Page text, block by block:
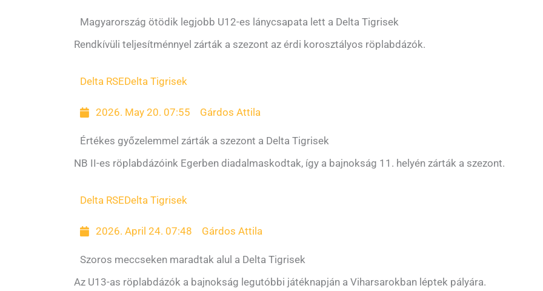
Magyarország ötödik legjobb U12-es lánycsapata lett a Delta Tigrisek
Rendkívüli teljesítménnyel zárták a szezont az érdi korosztályos röplabdázók.
Delta RSEDelta Tigrisek
2026. May 20. 07:55 Gárdos Attila
Értékes győzelemmel zárták a szezont a Delta Tigrisek
NB II-es röplabdázóink Egerben diadalmaskodtak, így a bajnokság 11. helyén zárták a szezont.
Delta RSEDelta Tigrisek
2026. April 24. 07:48 Gárdos Attila
Szoros meccseken maradtak alul a Delta Tigrisek
Az U13-as röplabdázók a bajnokság legutóbbi játéknapján a Viharsarokban léptek pályára.